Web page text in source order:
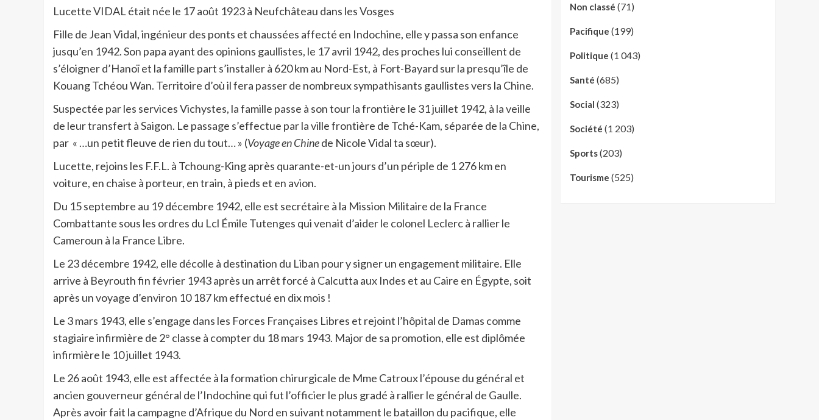
Lucette VIDAL était née le 17 août 1923 à Neufchâteau dans les Vosges
Fille de Jean Vidal, ingénieur des ponts et chaussées affecté en Indochine, elle y passa son enfance
jusqu’en 1942. Son papa ayant des opinions gaullistes, le 17 avril 1942, des proches lui conseillent de
s’éloigner d’Hanoï et la famille part s’installer à 620 km au Nord-Est, à Fort-Bayard sur la presqu’île de
Kouang Tchéou Wan. Territoire d’où il fera passer de nombreux sympathisants gaullistes vers la Chine.
Suspectée par les services Vichystes, la famille passe à son tour la frontière le 31 juillet 1942, à la veille
de leur transfert à Saigon. Le passage s’effectue par la ville frontière de Tché-Kam, séparée de la Chine,
par « …un petit fleuve de rien du tout… » (Voyage en Chinede Nicole Vidal ta sœur).
Lucette, rejoins les F.F.L. à Tchoung-King après quarante-et-un jours d’un périple de 1 276 km en
voiture, en chaise à porteur, en train, à pieds et en avion.
Du 15 septembre au 19 décembre 1942, elle est secrétaire à la Mission Militaire de la France
Combattante sous les ordres du Lcl Émile Tutenges qui venait d’aider le colonel Leclerc à rallier le
Cameroun à la France Libre.
Le 23 décembre 1942, elle décolle à destination du Liban pour y signer un engagement militaire. Elle
arrive à Beyrouth fin février 1943 après un arrêt forcé à Calcutta aux Indes et au Caire en Égypte, soit
après un voyage d’environ 10 187 km effectué en dix mois !
Le 3 mars 1943, elle s’engage dans les Forces Françaises Libres et rejoint l’hôpital de Damas comme
stagiaire infirmière de 2° classe à compter du 18 mars 1943. Major de sa promotion, elle est diplômée
infirmière le 10 juillet 1943.
Le 26 août 1943, elle est affectée à la formation chirurgicale de Mme Catroux l’épouse du général et
ancien gouverneur général de l’Indochine qui fut l’officier le plus gradé à rallier le général de Gaulle.
Après avoir fait la campagne d’Afrique du Nord en suivant notamment le bataillon du pacifique, elle
Non classé (71)
Pacifique (199)
Politique (1 043)
Santé (685)
Social (323)
Société (1 203)
Sports(203)
Tourisme (525)